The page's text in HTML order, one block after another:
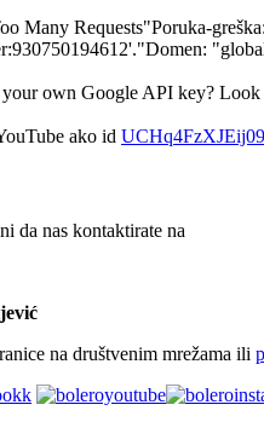
Many Requests"Poruka-
own Google API key? Look
ako id
da nas kontaktirate na
na društvenim mrežama ili